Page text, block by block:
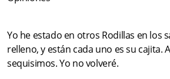
Yo he estado en otros Rodillas en los
relleno, y están cada uno es su cajita.
sequisimos. Yo no volveré.